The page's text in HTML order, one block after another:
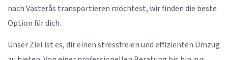
nach Västerås transportieren möchtest, wir finden die beste
Option für dich.
Unser Ziel ist es, dir einen stressfreien und effizienten Umzug